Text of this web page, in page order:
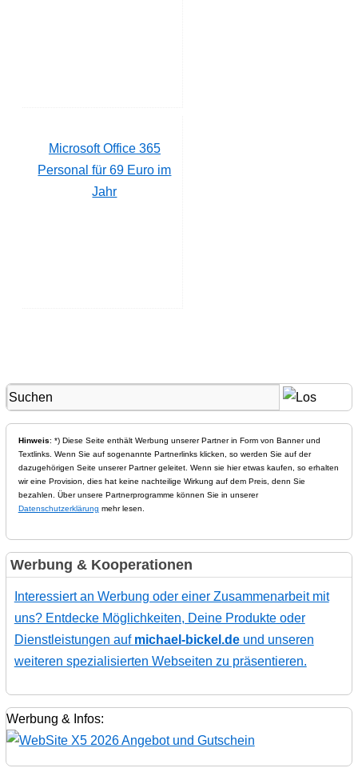
Microsoft Office 365
Personal für 69 Euro im
Jahr
Hinweis: *) Diese Seite enthält Werbung unserer Partner in Form von Banner und
Textlinks. Wenn Sie auf sogenannte Partnerlinks klicken, so werden Sie auf der
dazugehörigen Seite unserer Partner geleitet. Wenn sie hier etwas kaufen, so erhalten
wir eine Provision, dies hat keine nachteilige Wirkung auf dem Preis, denn Sie
bezahlen. Über unsere Partnerprogramme können Sie in unserer
Datenschutzerklärung mehr lesen.
Werbung & Kooperationen
Interessiert an Werbung oder einer Zusammenarbeit mit
uns? Entdecke Möglichkeiten, Deine Produkte oder
Dienstleistungen auf michael-bickel.deund unseren
weiteren spezialisierten Webseiten zu präsentieren.
Werbung & Infos: